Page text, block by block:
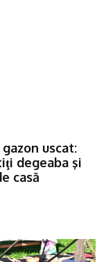
uscat:
degeaba şi
casă